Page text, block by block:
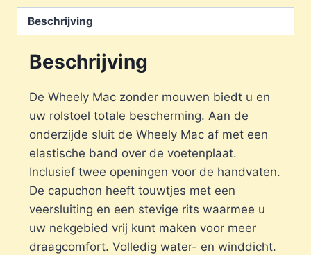
Beschrijving
Beschrijving
De Wheely Mac zonder mouwen biedt u en
uw rolstoel totale bescherming. Aan de
onderzijde sluit de Wheely Mac af met een
elastische band over de voetenplaat.
Inclusief twee openingen voor de handvaten.
De capuchon heeft touwtjes met een
veersluiting en een stevige rits waarmee u
uw nekgebied vrij kunt maken voor meer
draagcomfort. Volledig water- en winddicht.